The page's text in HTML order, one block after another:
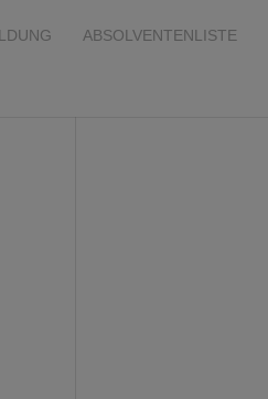
ABSOLVENTENLISTE